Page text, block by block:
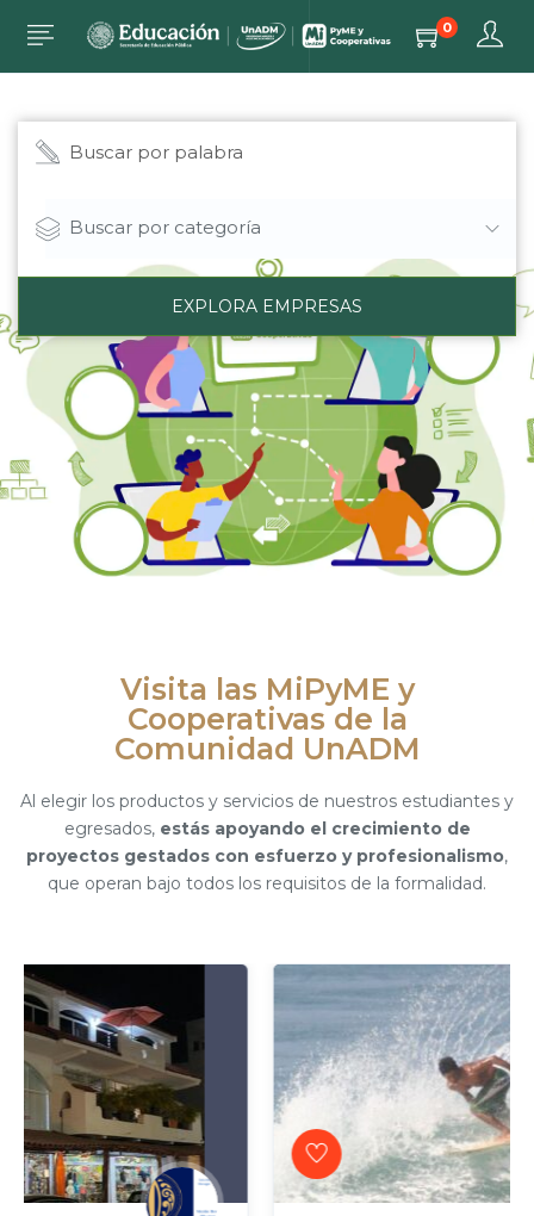
0
Buscar por categoría
EXPLORA EMPRESAS
Visita las MiPyME y
Cooperativas de la
Comunidad UnADM
Al elegir los productos y servicios de nuestros estudiantes y
egresados, estás apoyando el crecimiento de
proyectos gestados con esfuerzo y profesionalismo,
que operan bajo todos los requisitos de la formalidad.